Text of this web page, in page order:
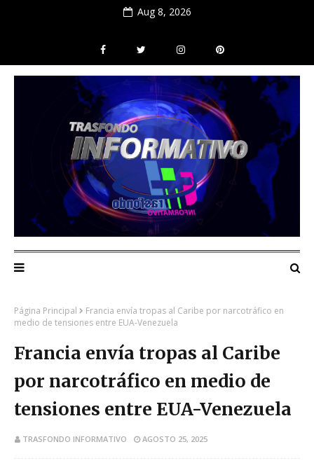
Aug 8, 2026
Página Principal
Francia envía tropas al Caribe por narcotráfico en
medio de tensiones entre EUA-Venezuela
Francia envía tropas al Caribe
por narcotráfico en medio de
tensiones entre EUA-Venezuela
TRASFONDO INFORMATIVO AGOSTO 25, 2025